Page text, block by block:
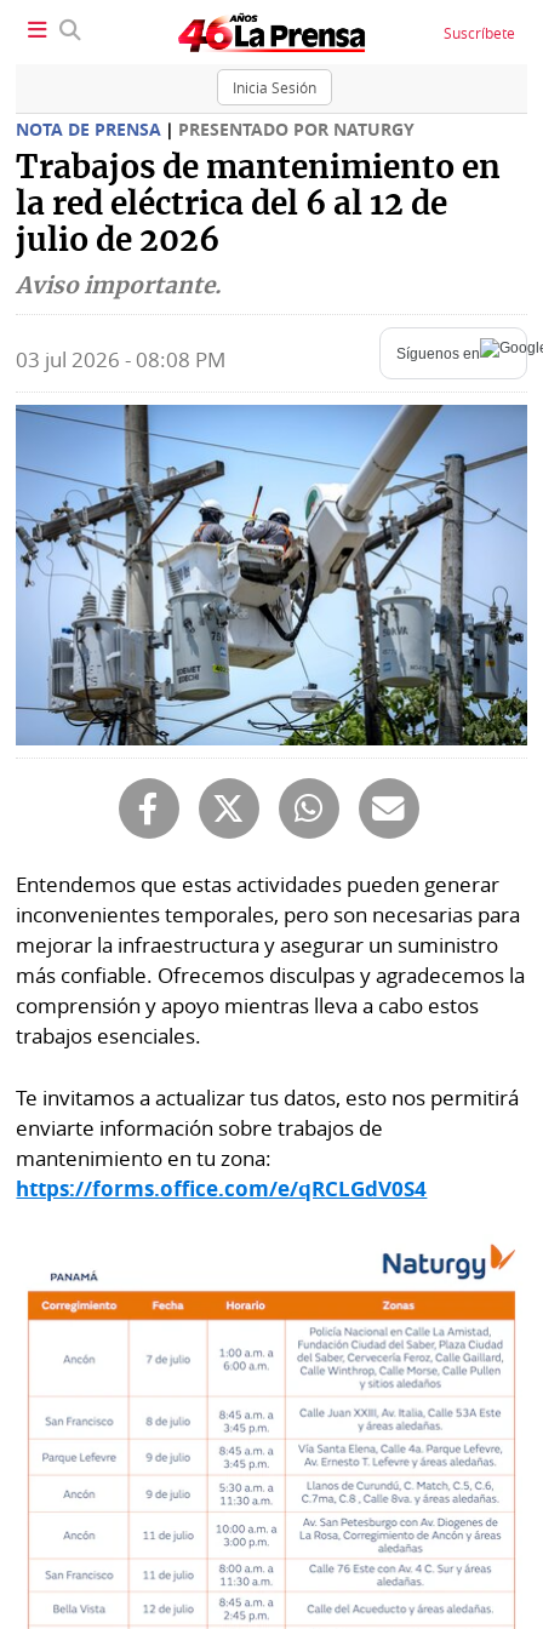
Inicia Sesión
Suscríbete
SECCIONES
Locales
Sociedad
Judiciales
Política
Economía
Mundo
Deportes
Tecnología
Ponle
la
Firma
News
Ellas
Status
K
Vivir+
Opinión
Blogs
Fotografías
Videos
Fe
de
erratas
SERVICIOS
E-
Paper
Buscador
Comunicados
Catálogos
Kiosko
Luctuosas
Contenido
de
RSS
Temas
Notas
al
Buenas
prácticas
OTROS
SITIOS
Metro
NOTA DE PRENSA | PRESENTADO POR NATURGY
Trabajos de mantenimiento en
la red eléctrica del 6 al 12 de
julio de 2026
Aviso importante.
03 jul 2026 - 08:08 PM Síguenos en
Entendemos que estas actividades pueden generar
inconvenientes temporales, pero son necesarias para
mejorar la infraestructura y asegurar un suministro
más confiable. Ofrecemos disculpas y agradecemos la
comprensión y apoyo mientras lleva a cabo estos
trabajos esenciales.
Te invitamos a actualizar tus datos, esto nos permitirá
enviarte información sobre trabajos de
mantenimiento en tu zona:
https://forms.office.com/e/qRCLGdV0S4